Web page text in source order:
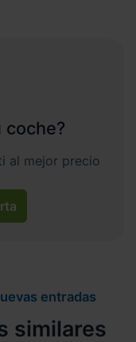
coche?
al mejor precio
entradas
similares